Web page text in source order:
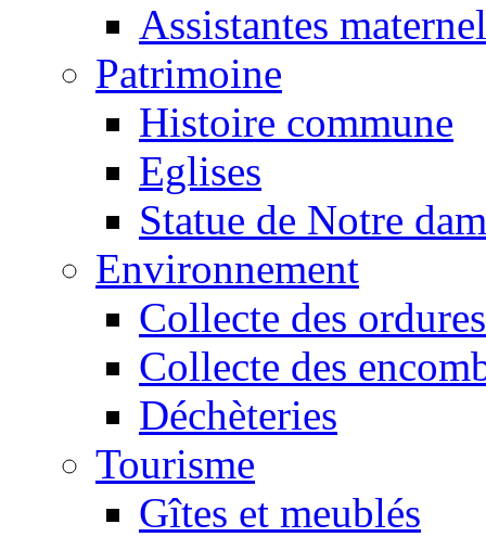
Assistantes
Patrimoine
Histoire commune
Eglises
Statue de Notre
Environnement
Collecte des ordures
Collecte des
Déchèteries
Tourisme
Gîtes et meublés